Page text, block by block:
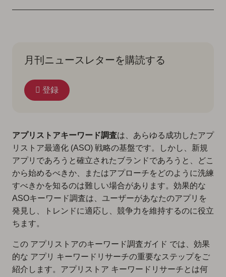
月刊ニュースレターを購読する
登録
アプリストアキーワード調査は、あらゆる成功したアプ
リストア最適化 (ASO) 戦略の基盤です。しかし、新規
アプリであろうと確立されたブランドであろうと、どこ
から始めるべきか、またはアプローチをどのように洗練
すべきかを知るのは難しい場合があります。効果的な
ASOキーワード調査は、ユーザーがあなたのアプリを
発見し、トレンドに適応し、競争力を維持するのに役立
ちます。
この アプリストアのキーワード調査ガイド では、効果
的な アプリ キーワードリサーチの重要なステップをご
紹介します。アプリストア キーワードリサーチとは何